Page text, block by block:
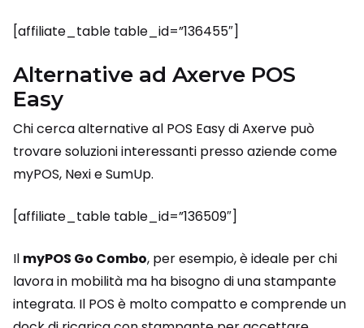
[affiliate_table table_id=”136455″]
Alternative ad Axerve POS
Easy
Chi cerca alternative al POS Easy di Axerve può
trovare soluzioni interessanti presso aziende come
myPOS, Nexi e SumUp.
[affiliate_table table_id=”136509″]
Il myPOS Go Combo, per esempio, è ideale per chi
lavora in mobilità ma ha bisogno di una stampante
integrata. Il POS è molto compatto e comprende un